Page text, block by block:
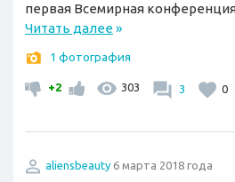
первая Всемирная
Читать далее»
1 фотография
+2 303 3 0
aliensbeauty 6 марта 2018 года